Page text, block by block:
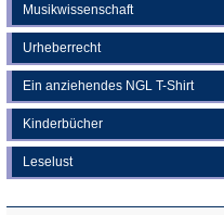
Musikwissenschaft
Urheberrecht
Ein anziehendes NGL T-Shirt
Kinderbücher
Leselust